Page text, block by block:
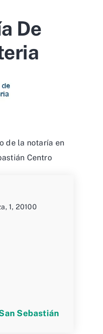
De
de la notaría en
Centro
1, 20100
Sebastián